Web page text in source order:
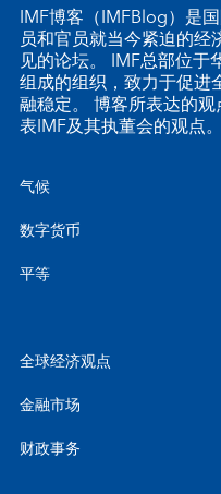
IMF博客（IMFBlog）是
员和官员就当今紧迫的
见的论坛。 IMF总部位于
组成的组织，致力于促进
融稳定。 博客所表达的
表IMF及其执董会的观点。
气候
数字货币
平等
全球经济观点
金融市场
财政事务